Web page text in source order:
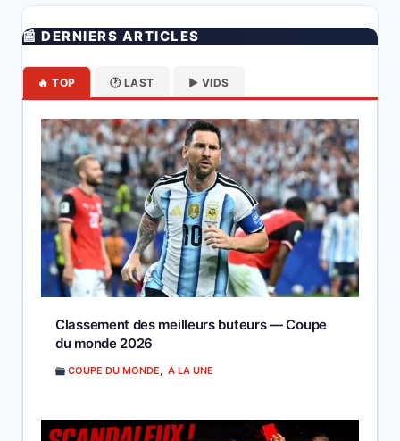
📰 DERNIERS ARTICLES
🔥 TOP 🕐 LAST ▶️ VIDS
Classement des meilleurs buteurs — Coupe
du monde 2026
COUPE DU MONDE, A LA UNE